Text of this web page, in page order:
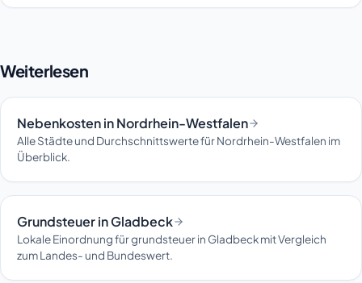
Weiterlesen
Nebenkosten in Nordrhein-Westfalen
Alle Städte und Durchschnittswerte für Nordrhein-Westfalen im
Überblick.
Grundsteuer in Gladbeck
Lokale Einordnung für grundsteuer in Gladbeck mit Vergleich
zum Landes- und Bundeswert.